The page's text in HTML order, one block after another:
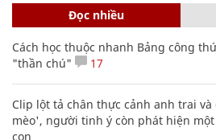
Đọc nhiều
Cách học thuộc nhanh Bảng công
"thần chú"
17
Clip lột tả chân thực cảnh anh trai
mèo', người tinh ý còn phát hiện
con